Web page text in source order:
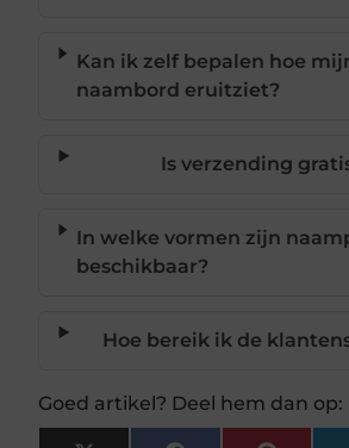
Kan ik zelf bepalen hoe
naambord eruitziet?
Is verzending
In welke vormen zijn
beschikbaar?
Hoe bereik ik de
Goed artikel? Deel hem dan op: